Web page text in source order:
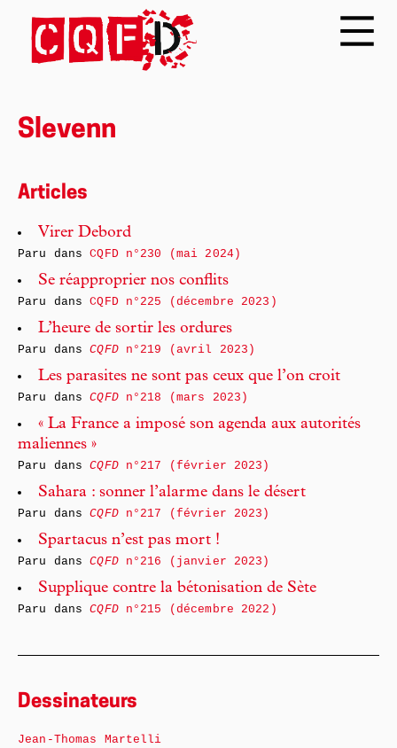
Slevenn
Articles
Virer Debord
Paru dansCQFD n°230 (mai 2024)
Se réapproprier nos conflits
Paru dansCQFD n°225 (décembre 2023)
L’heure de sortir les ordures
Paru dansCQFDn°219 (avril 2023)
Les parasites ne sont pas ceux que l’on croit
Paru dansCQFDn°218 (mars 2023)
« La France a imposé son agenda aux autorités
maliennes »
Paru dansCQFDn°217 (février 2023)
Sahara : sonner l’alarme dans le désert
Paru dansCQFDn°217 (février 2023)
Spartacus n’est pas mort !
Paru dansCQFDn°216 (janvier 2023)
Supplique contre la bétonisation de Sète
Paru dansCQFDn°215 (décembre 2022)
Dessinateurs
Jean-Thomas Martelli